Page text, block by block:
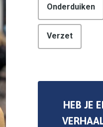
Onderduiken
Verzet
HEB JE